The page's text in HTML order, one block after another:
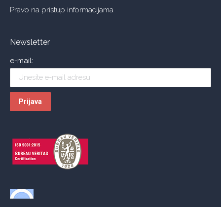
Pravo na pristup informacijama
Newsletter
e-mail: